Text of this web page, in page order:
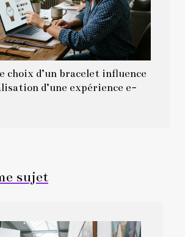
choix d’un bracelet influence
d’une expérience e-
sujet